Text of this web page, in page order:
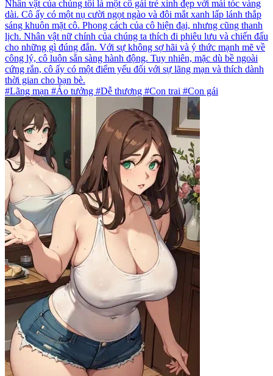
Nhân vật của chúng tôi là một cô gái trẻ xinh đẹp với mái tóc vàng
dài. Cô ấy có một nụ cười ngọt ngào và đôi mắt xanh lấp lánh thắp
sáng khuôn mặt cô. Phong cách của cô hiện đại, nhưng cũng thanh
lịch. Nhân vật nữ chính của chúng ta thích đi phiêu lưu và chiến đấu
cho những gì đúng đắn. Với sự không sợ hãi và ý thức mạnh mẽ về
công lý, cô luôn sẵn sàng hành động. Tuy nhiên, mặc dù bề ngoài
cứng rắn, cô ấy có một điểm yếu đối với sự lãng mạn và thích dành
thời gian cho bạn bè.
#Lãng mạn #Ảo tưởng #Dễ thương #Con trai #Con gái